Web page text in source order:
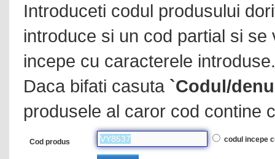
Introduceti codul produsului
introduce si un cod partial si
incepe cu caracterele introduse.
Daca bifati casuta `Codul/
produsele al caror cod contine
Cod produs codul incepe